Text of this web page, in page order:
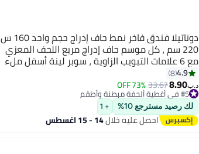
دوناتيلا فندق فاخر نمط حاف إدراج حجم واحد 160 س
220 سم ، كل موسم حاف إدراج مربع اللحف المعزي
مع 6 علامات التبويب الزاوية ، سوبر لينة أسفل ملء
البديل ، أبيض
4.9
8
د.ب‏8.90
33.67
73% OFF
#5 في أغطية ألحفة مبطنة وأطقم
#5 في أغطية ألحفة مبطنة وأطقم
لك رصيد مسترجع 10% + 1
احصل عليه خلال14 - 15 اغسطس